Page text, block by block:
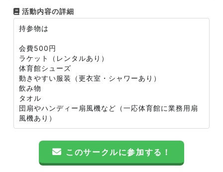
活動内容の詳細
持参物は
会費500円
ラケット（レンタルあり）
体育館シューズ
動きやすい服装（更衣室・シャワーあり）
飲み物
タオル
団扇やハンディー扇風機など（一応体育館に業務用扇
風機あり）
このサークルに参加する！